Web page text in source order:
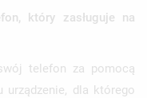
który zasługuje na
telefon za pomocą
urządzenie, dla którego